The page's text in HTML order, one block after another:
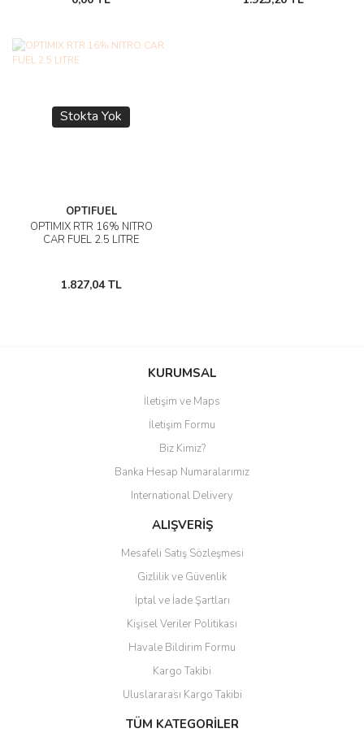
Stokta Yok
OPTIFUEL
OPTIMIX RTR 16% NITRO
CAR FUEL 2.5 LITRE
1.827,04 TL
KURUMSAL
İletişim ve Maps
İletişim Formu
Biz Kimiz?
Banka Hesap Numaralarımız
International Delivery
ALIŞVERİŞ
Mesafeli Satış Sözleşmesi
Gizlilik ve Güvenlik
İptal ve İade Şartları
Kişisel Veriler Politikası
Havale Bildirim Formu
Kargo Takibi
Uluslararası Kargo Takibi
TÜM KATEGORİLER